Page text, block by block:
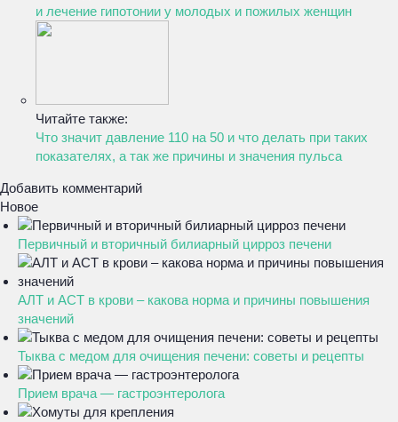
и лечение гипотонии у молодых и пожилых женщин
Читайте также:
Что значит давление 110 на 50 и что делать при таких
показателях, а так же причины и значения пульса
Добавить комментарий
Новое
Первичный и вторичный билиарный цирроз печени
АЛТ и АСТ в крови – какова норма и причины повышения
значений
Тыква с медом для очищения печени: советы и рецепты
Прием врача — гастроэнтеролога